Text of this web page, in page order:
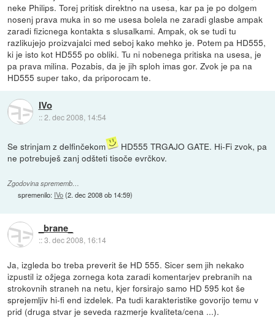
neke Philips. Torej pritisk direktno na usesa, kar pa je po dolgem
nosenj prava muka in so me usesa bolela ne zaradi glasbe ampak
zaradi fizicnega kontakta s slusalkami. Ampak, ok se tudi tu
razlikujejo proizvajalci med seboj kako mehko je. Potem pa HD555,
ki je isto kot HD555 po obliki. Tu ni nobenega pritiska na usesa, je
pa prava milina. Pozabis, da je jih sploh imas gor. Zvok je pa na
HD555 super tako, da priporocam te.
IVo
::2. dec 2008, 14:54
Se strinjam z delfinčekom
HD555 TRGAJO GATE. Hi-Fi zvok, pa
ne potrebuješ zanj odšteti tisoče evrčkov.
Zgodovina sprememb…
spremenilo: IVo(2. dec 2008 ob 14:59)
_brane_
::3. dec 2008, 16:14
Ja, izgleda bo treba preverit še HD 555. Sicer sem jih nekako
izpustil iz ožjega zornega kota zaradi komentarjev prebranih na
strokovnih straneh na netu, kjer forsirajo samo HD 595 kot še
sprejemljiv hi-fi end izdelek. Pa tudi karakteristike govorijo temu v
prid (druga stvar je seveda razmerje kvaliteta/cena ...).